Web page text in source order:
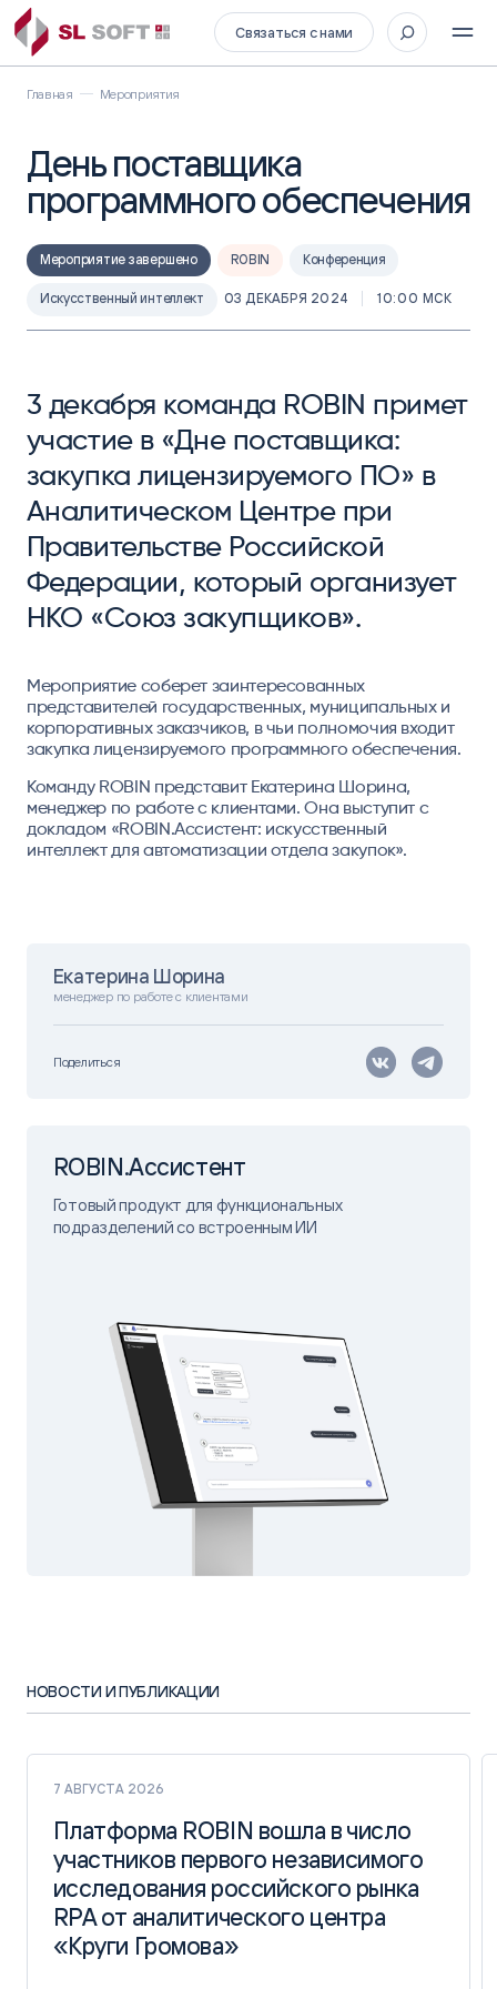
Связаться с нами
Главная Мероприятия
День поставщика
программного обеспечения
Мероприятие завершено ROBIN Конференция
Искусственный интеллект 03 ДЕКАБРЯ 2024 10:00 МСК
Екатерина Шорина
менеджер по работе с клиентами
Поделиться
3 декабря команда ROBIN примет
участие в «Дне поставщика:
закупка лицензируемого ПО» в
Аналитическом Центре при
Правительстве Российской
Федерации, который организует
НКО «Союз закупщиков».
Мероприятие соберет заинтересованных
представителей государственных, муниципальных и
корпоративных заказчиков, в чьи полномочия входит
закупка лицензируемого программного обеспечения.
Команду ROBIN представит Екатерина Шорина,
менеджер по работе с клиентами. Она выступит с
докладом «ROBIN.Ассистент: искусственный
интеллект для автоматизации отдела закупок».
ROBIN.Ассистент
Готовый продукт для функциональных
подразделений со встроенным ИИ
НОВОСТИ И ПУБЛИКАЦИИ
7 АВГУСТА 2026
Платформа ROBIN вошла в число
участников первого независимого
исследования российского рынка
RPA от аналитического центра
«Круги Громова»
Платформа ROBIN вошла в число
участников первого независимого
исследования российского рынка
RPA от аналитического центра
«Круги Громова»